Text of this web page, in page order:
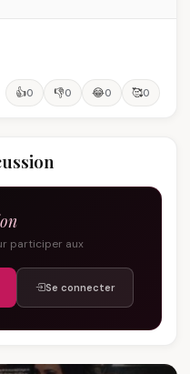
👍0 👎0 😂0 🥰0
participer aux
Se connecter